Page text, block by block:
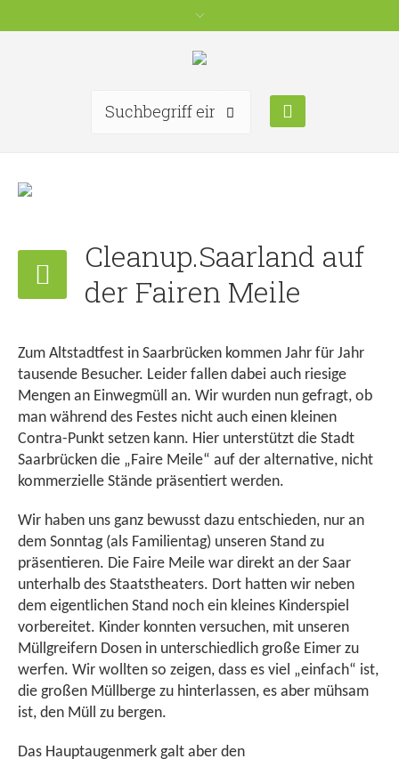
Cleanup.Saarland auf
der Fairen Meile
Zum Altstadtfest in Saarbrücken kommen Jahr für Jahr
tausende Besucher. Leider fallen dabei auch riesige
Mengen an Einwegmüll an. Wir wurden nun gefragt, ob
man während des Festes nicht auch einen kleinen
Contra-Punkt setzen kann. Hier unterstützt die Stadt
Saarbrücken die „Faire Meile“ auf der alternative, nicht
kommerzielle Stände präsentiert werden.
Wir haben uns ganz bewusst dazu entschieden, nur an
dem Sonntag (als Familientag) unseren Stand zu
präsentieren. Die Faire Meile war direkt an der Saar
unterhalb des Staatstheaters. Dort hatten wir neben
dem eigentlichen Stand noch ein kleines Kinderspiel
vorbereitet. Kinder konnten versuchen, mit unseren
Müllgreifern Dosen in unterschiedlich große Eimer zu
werfen. Wir wollten so zeigen, dass es viel „einfach“ ist,
die großen Müllberge zu hinterlassen, es aber mühsam
ist, den Müll zu bergen.
Das Hauptaugenmerk galt aber den